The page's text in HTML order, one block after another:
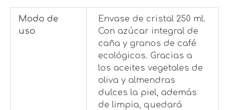
Modo de
uso
Envase de cristal 250 ml.
Con azúcar integral de
caña y granos de café
ecológicos. Gracias a
los aceites vegetales de
oliva y almendras
dulces la piel, además
de limpia, quedará